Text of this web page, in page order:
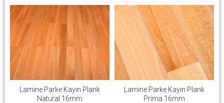
Lamine Parke Kayın Plank
Natural 16mm
Lamine Parke Kayın Plank
Prima 16mm